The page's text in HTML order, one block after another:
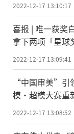
2022-12-17 13:10:17
喜报 | 唯一获奖
拿下两项「星球
2022-12-17 13:09:41
“中国审美”引
模·超模大赛重
2022-12-17 13:08:52